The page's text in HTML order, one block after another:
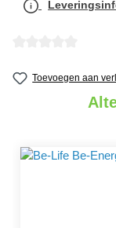
Toevoegen aan